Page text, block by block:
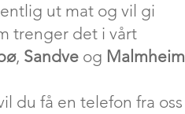
ut mat og vil gi
trenger det i vårt
, Sandve og Malmheim
du få en telefon fra oss